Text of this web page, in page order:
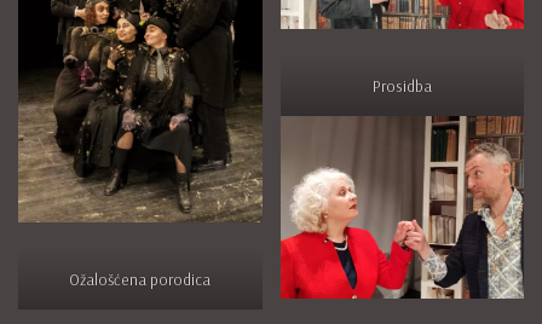
Ožalošćena porodica
Prosidba